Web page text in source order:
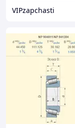
VIPzapchasti